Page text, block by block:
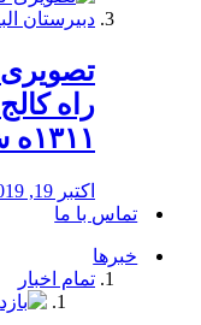
️تصویری
راه
۱۳۱۱ه ش
اکتبر 19, 2019
تماس با ما
خبرها
تمام اخبار